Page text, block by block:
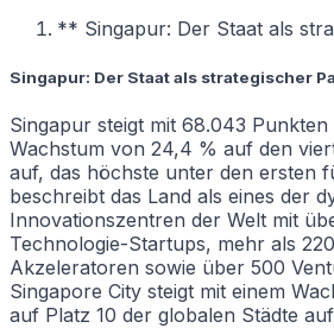
** Singapur: Der Staat als
Singapur: Der Staat als strategischer
Singapur steigt mit 68.043 Punkten
Wachstum von 24,4 % auf den
auf, das höchste unter den ersten
beschreibt das Land als eines der
Innovationszentren der Welt mit
Technologie-Startups, mehr als
Akzeleratoren sowie über 500
Singapore City steigt mit einem
auf Platz 10 der globalen Städte